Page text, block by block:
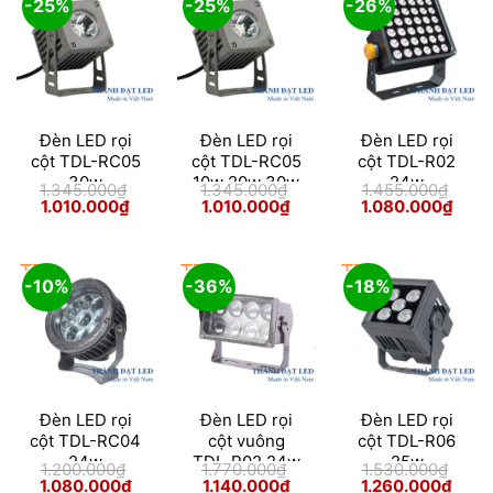
-25%
Đèn LED rọi
cột TDL-RC05
30w
1.345.000₫
Giá
gốc
1.010.000₫Giá
1.010.000₫.
-25%
Đèn LED rọi
cột TDL-RC05
10w 20w 30w
1.345.000₫
Giá
gốc
1.010.000₫Giá
1.010.000₫.
-26%
Đèn LED rọi
cột TDL-R02
24w
1.455.000₫
Giá
gốc
1.080.000₫Giá
hiện
-10%
Đèn LED rọi
cột TDL-RC04
24w
1.200.000₫
Giá
1.080.000₫Giá
-36%
Đèn LED rọi
cột vuông
TDL-R02 24w
1.770.000₫
Giá
1.140.000₫Giá
-18%
Đèn LED rọi
cột TDL-R06
25w
1.530.000₫
Giá
1.260.000₫Giá